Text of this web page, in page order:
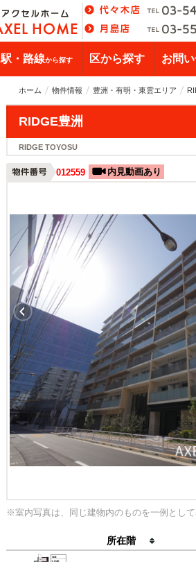
駅・路線から探す 区から探す お問
ホーム 物件情報 豊洲・有明・東雲エリア
RIDGE豊洲
RIDGE TOYOSU
012559 内見動画あり
※室内写真は、同じ建物内のものを一例とし
所在階